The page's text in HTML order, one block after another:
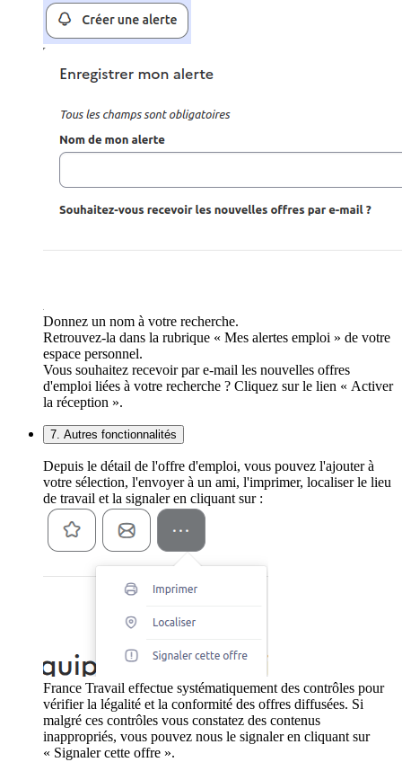
Donnez un nom à votre recherche.
Retrouvez-la dans la rubrique « Mes alertes emploi » de votre
espace personnel.
Vous souhaitez recevoir par e-mail les nouvelles offres
d'emploi liées à votre recherche ? Cliquez sur le lien « Activer
la réception ».
7. Autres fonctionnalités
Depuis le détail de l'offre d'emploi, vous pouvez l'ajouter à
votre sélection, l'envoyer à un ami, l'imprimer, localiser le lieu
de travail et la signaler en cliquant sur :
France Travail effectue systématiquement des contrôles pour
vérifier la légalité et la conformité des offres diffusées. Si
malgré ces contrôles vous constatez des contenus
inappropriés, vous pouvez nous le signaler en cliquant sur
« Signaler cette offre ».